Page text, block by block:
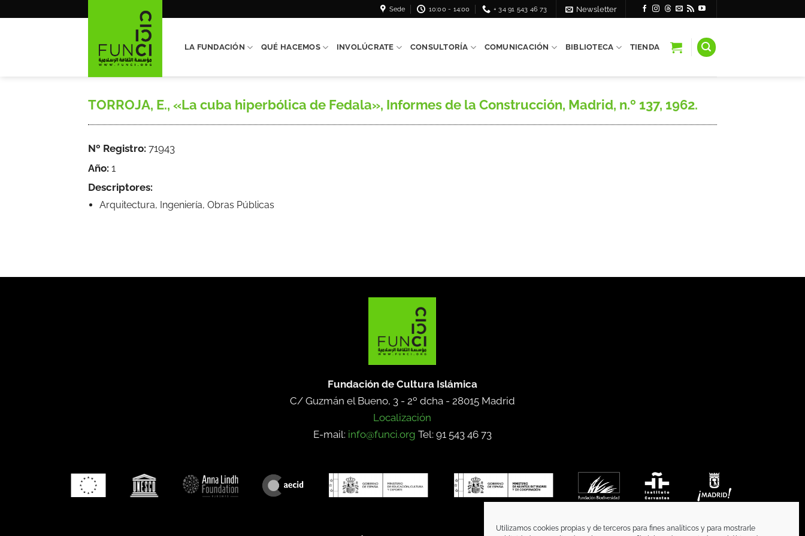
Utilizamos cookies propias y de terceros para fines analíticos y para mostrarle
Sede 10:00 - 14:00 + 34 91 543 46 73 Newsletter
LA FUNDACIÓN QUÉ HACEMOS INVOLÚCRATE CONSULTORÍA COMUNICACIÓN BIBLIOTECA TIENDA
TORROJA, E., «La cuba hiperbólica de Fedala», Informes de la Construcción, Madrid, n.º 137, 1962.
Nº Registro: 71943
Año: 1
Descriptores:
Arquitectura, Ingeniería, Obras Públicas
Fundación de Cultura Islámica
C/ Guzmán el Bueno, 3 - 2º dcha - 28015 Madrid
Localización
E-mail: info@funci.org Tel: 91 543 46 73